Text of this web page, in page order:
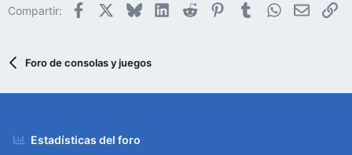
Compartir: Facebook BlueskyLinkedIn
Reddit PinterestTumblrWhatsApp
Email
Foro de consolas y juegos
Estadísticas del foro